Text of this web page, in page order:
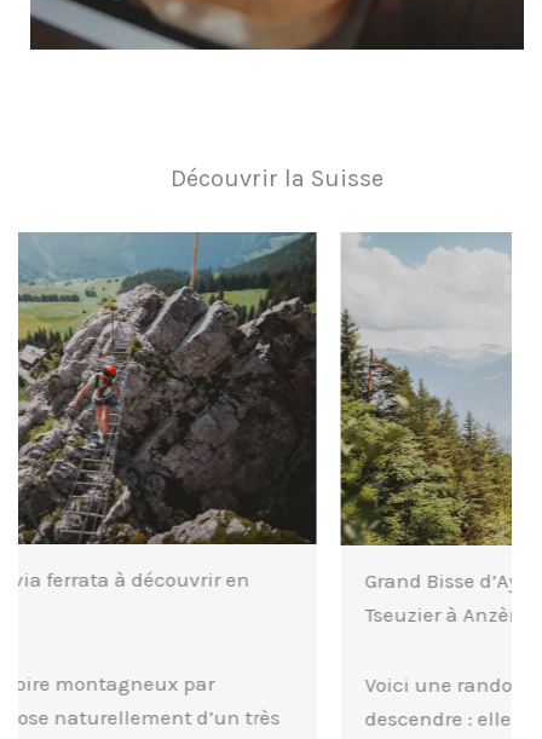
Découvrir la Suisse
Grand Bisse d’Ayent : randonnée du lac de
Voici une randonnée où on ne fait que
descendre : elle n’est pas belle la…